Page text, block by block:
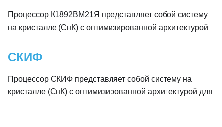
Процессор К1892ВМ21Я представляет собой систему
на кристалле (СнК) с оптимизированной архитектурой
СКИФ
Процессор СКИФ представляет собой систему на
кристалле (СнК) с оптимизированной архитектурой для